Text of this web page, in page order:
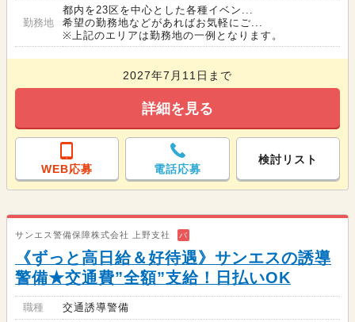
勤務地
都内を23区を中心とした各種イベン...
希望の勤務地などがあればお気軽にご...
※上記のエリアは勤務地の一例となります。
2027年7月11日まで
詳細を見る
WEB応募 電話応募
検討リスト
サンエス警備保障株式会社 上野支社 バ
《ずっと高日給＆好待遇》サンエスの誘導
警備★交通費”全額”支給！日払いOK
職種 交通誘導警備